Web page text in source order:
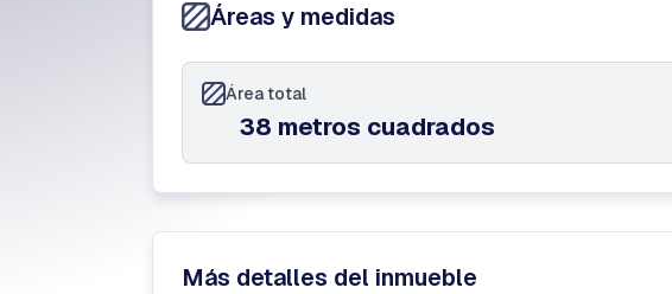
Áreas y medidas
Área total
38 metros cuadrados
Más detalles del inmueble